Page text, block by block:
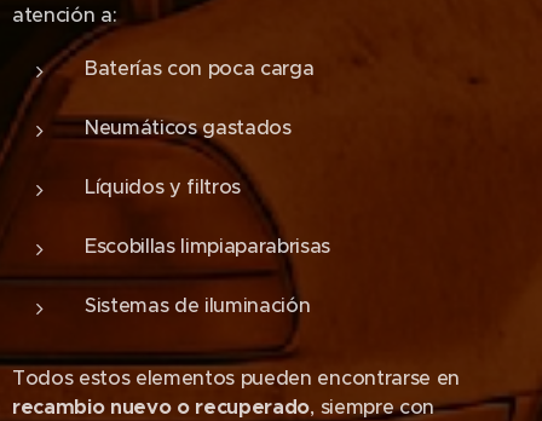
atención a:
Baterías con poca carga
Neumáticos gastados
Líquidos y filtros
Escobillas limpiaparabrisas
Sistemas de iluminación
Todos estos elementos pueden encontrarse en
recambio nuevo o recuperado, siempre con